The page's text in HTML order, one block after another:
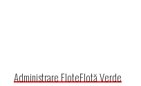
Administrare FloteFlotă Verde